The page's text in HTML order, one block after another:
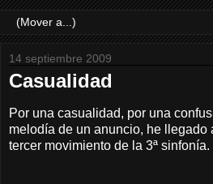
14 septiembre 2009
Casualidad
Por una casualidad, por una
melodía de un anuncio, he llegado
tercer movimiento de la 3ª sinfonía.